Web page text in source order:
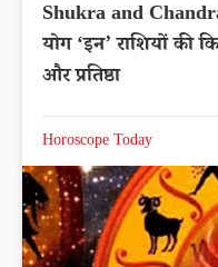
Shukra and
योग ‘इन’ राशियों
और प्रतिष्ठा
Horoscope Today